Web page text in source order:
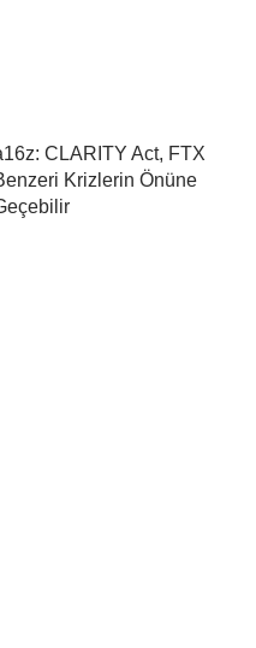
CLARITY Act, FTX
Krizlerin Önüne